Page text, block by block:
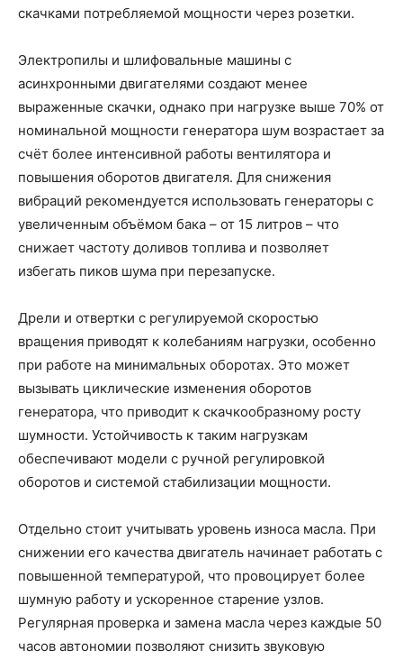
скачками потребляемой мощности через розетки.
Электропилы и шлифовальные машины с
асинхронными двигателями создают менее
выраженные скачки, однако при нагрузке выше 70% от
номинальной мощности генератора шум возрастает за
счёт более интенсивной работы вентилятора и
повышения оборотов двигателя. Для снижения
вибраций рекомендуется использовать генераторы с
увеличенным объёмом бака – от 15 литров – что
снижает частоту доливов топлива и позволяет
избегать пиков шума при перезапуске.
Дрели и отвертки с регулируемой скоростью
вращения приводят к колебаниям нагрузки, особенно
при работе на минимальных оборотах. Это может
вызывать циклические изменения оборотов
генератора, что приводит к скачкообразному росту
шумности. Устойчивость к таким нагрузкам
обеспечивают модели с ручной регулировкой
оборотов и системой стабилизации мощности.
Отдельно стоит учитывать уровень износа масла. При
снижении его качества двигатель начинает работать с
повышенной температурой, что провоцирует более
шумную работу и ускоренное старение узлов.
Регулярная проверка и замена масла через каждые 50
часов автономии позволяют снизить звуковую